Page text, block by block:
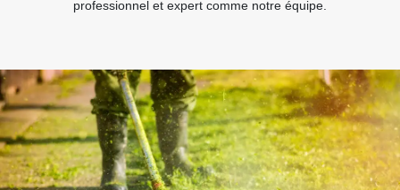
professionnel et expert comme notre équipe.